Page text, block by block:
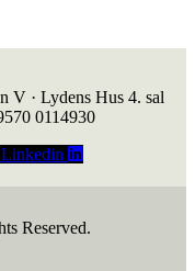
V · Lydens Hus 4. sal
0114930
Linkedin
Reserved.